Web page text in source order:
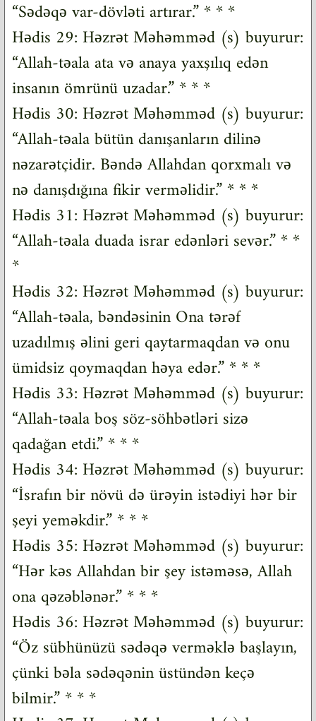
“Sədəqə var-dövləti artırar.” * * *
Hədis 29: Həzrət Məhəmməd (s) buyurur:
“Allah-təala ata və anaya yaxşılıq edən
insanın ömrünü uzadar.” * * *
Hədis 30: Həzrət Məhəmməd (s) buyurur:
“Allah-təala bütün danışanların dilinə
nəzarətçidir. Bəndə Allahdan qorxmalı və
nə danışdığına fikir verməlidir.” * * *
Hədis 31: Həzrət Məhəmməd (s) buyurur:
“Allah-təala duada israr edənləri sevər.” * *
*
Hədis 32: Həzrət Məhəmməd (s) buyurur:
“Allah-təala, bəndəsinin Ona tərəf
uzadılmış əlini geri qaytarmaqdan və onu
ümidsiz qoymaqdan həya edər.” * * *
Hədis 33: Həzrət Məhəmməd (s) buyurur:
“Allah-təala boş söz-söhbətləri sizə
qadağan etdi.” * * *
Hədis 34: Həzrət Məhəmməd (s) buyurur:
“İsrafın bir növü də ürəyin istədiyi hər bir
şeyi yeməkdir.” * * *
Hədis 35: Həzrət Məhəmməd (s) buyurur:
“Hər kəs Allahdan bir şey istəməsə, Allah
ona qəzəblənər.” * * *
Hədis 36: Həzrət Məhəmməd (s) buyurur:
“Öz sübhünüzü sədəqə verməklə başlayın,
çünki bəla sədəqənin üstündən keçə
bilmir.” * * *